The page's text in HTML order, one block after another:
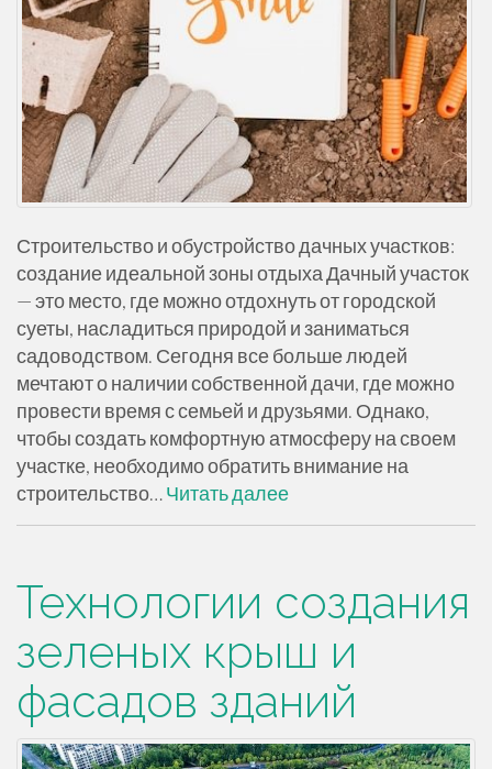
Строительство и обустройство дачных участков:
создание идеальной зоны отдыха Дачный участок
— это место, где можно отдохнуть от городской
суеты, насладиться природой и заниматься
садоводством. Сегодня все больше людей
мечтают о наличии собственной дачи, где можно
провести время с семьей и друзьями. Однако,
чтобы создать комфортную атмосферу на своем
участке, необходимо обратить внимание на
строительство…Читать далее
Технологии создания
зеленых крыш и
фасадов зданий